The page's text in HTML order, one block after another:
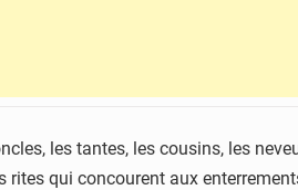
les tantes, les cousins, les
rites qui concourent aux